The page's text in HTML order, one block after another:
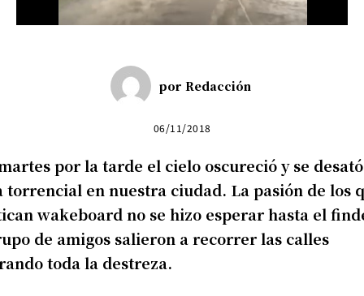
por Redacción
06/11/2018
por la tarde el cielo oscureció y se
torrencial en nuestra ciudad. La pasión de los
wakeboard no se hizo esperar hasta el
de amigos salieron a recorrer las calles
toda la destreza.